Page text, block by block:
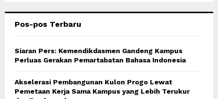
Pos-pos Terbaru
Siaran Pers: Kemendikdasmen Gandeng Kampus
Perluas Gerakan Pemartabatan Bahasa Indonesia
Akselerasi Pembangunan Kulon Progo Lewat
Pemetaan Kerja Sama Kampus yang Lebih Terukur